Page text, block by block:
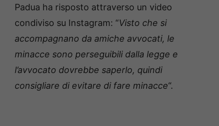
Padua ha risposto attraverso un video
condiviso su Instagram: “Visto che si
accompagnano da amiche avvocati, le
minacce sono perseguibili dalla legge e
l’avvocato dovrebbe saperlo, quindi
consigliare di evitare di fare minacce“.